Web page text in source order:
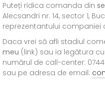
Puteți ridica comanda din
Alecsandri nr. 14, sector 1,
reprezentantului companiei
Daca vrei să afli stadiul
meu (link) sau ia legătura
numărul de call-center:
sau pe adresa de email: